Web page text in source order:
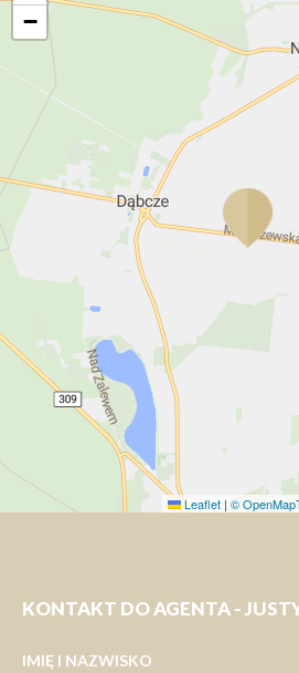
−
Leaflet | ©
KONTAKT DO AGENTA -
IMIĘ I NAZWISKO